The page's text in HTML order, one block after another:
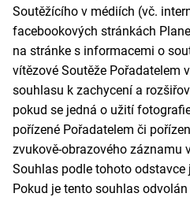
Soutěžícího v médiích (vč.
facebookových stránkách
na stránke s informacemi o
vítězové Soutěže Pořadatelem
souhlasu k zachycení a
pokud se jedná o užití
pořízené Pořadatelem či
zvukově-obrazového záznamu
Souhlas podle tohoto odstavce
Pokud je tento souhlas